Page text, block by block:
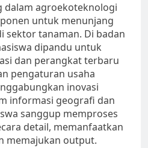
dalam agroekoteknologi
untuk menunjang
sektor tanaman. Di badan
dipandu untuk
dan perangkat terbaru
pengaturan usaha
inovasi
informasi geografi dan
sanggup memproses
detail, memanfaatkan
memajukan output.